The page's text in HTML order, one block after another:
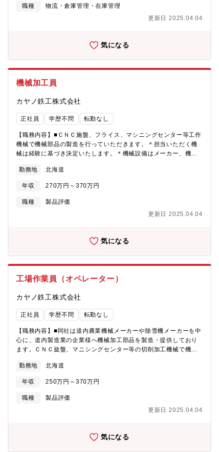
職種
物流・倉庫管理・在庫管理
更新日 2025.04.04
気になる
機械加工員
カヤノ鉄工株式会社
正社員 学歴不問 転勤なし
【職務内容】■ＣＮＣ施盤、フライス、マシニングセンター等工作
機械で機械部品の製造を行っていただきます。＊担当いただく機
械は経験に基づき決定いたします。＊機械設備はメーカー、機種
現在、労働環境改善にも注力しております。＊入社日は相談に応
じます。
勤務地 北海道
年収 270万円～370万円
職種
製品評価
更新日 2025.04.04
気になる
工場作業員（オペレーター）
カヤノ鉄工株式会社
正社員 学歴不問 転勤なし
【職務内容】■同社は道内農業機械メーカーや除雪機メーカーを中
心に、道内製造業の企業様へ機械加工部品を製造・提供しており
ます。ＣＮＣ旋盤、マニシングセンター等の切削加工機械で機械
な製作から行います。＊入社日は相談に応じます。
勤務地 北海道
年収 250万円～370万円
職種
製品評価
更新日 2025.04.04
気になる